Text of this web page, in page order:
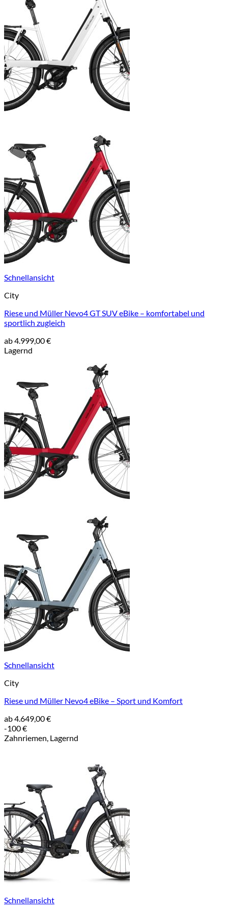
Schnellansicht
City
Riese und Müller Nevo4 GT SUV eBike – komfortabel und
sportlich zugleich
ab4.999,00€
Lagernd
Schnellansicht
City
Riese und Müller Nevo4 eBike – Sport und Komfort
ab4.649,00€
-100 €
Zahnriemen, Lagernd
Schnellansicht